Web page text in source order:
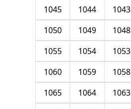
1043
1044
1045
1048
1049
1050
1053
1054
1055
1058
1059
1060
1063
1064
1065